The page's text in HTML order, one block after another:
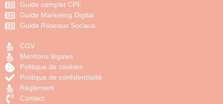
Guide complet CPF
Guide Marketing Digital
Guide Réseaux Sociaux
CGV
Mentions légales
Politique de cookies
Politique de confidentialité
Règlement
Contact